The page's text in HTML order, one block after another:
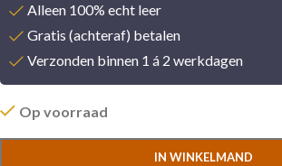
Alleen 100% echt leer
Gratis (achteraf) betalen
Verzonden binnen 1 á 2 werkdagen
Op voorraad
IN WINKELMAND